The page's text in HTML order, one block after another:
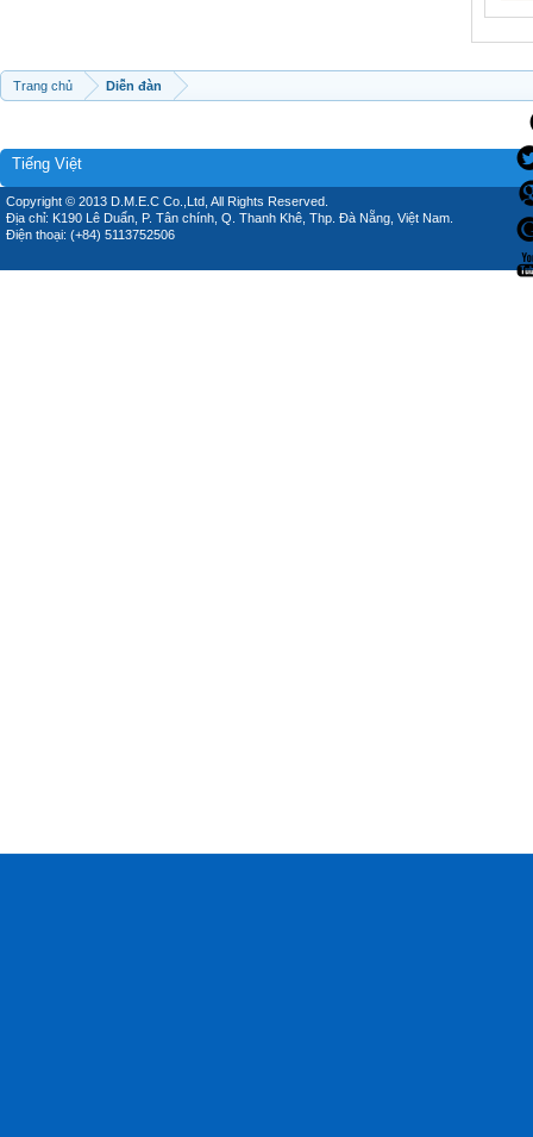
Trang chủ Diễn đàn
Tiếng Việt
Copyright © 2013 D.M.E.C Co.,Ltd, All Rights Reserved.
Địa chỉ: K190 Lê Duẩn, P. Tân chính, Q. Thanh Khê, Thp. Đà Nẵng, Việt Nam.
Điện thoại: (+84) 5113752506